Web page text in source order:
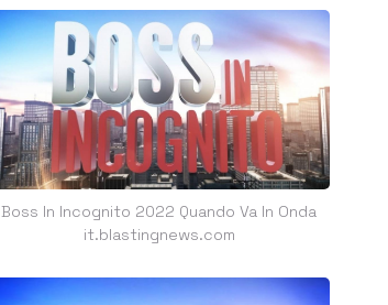
Boss In Incognito 2022 Quando Va In Onda
it.blastingnews.com